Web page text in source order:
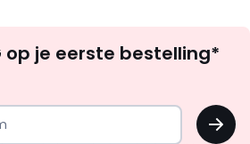
zoek
inspiratie
op je eerste bestelling*
OK